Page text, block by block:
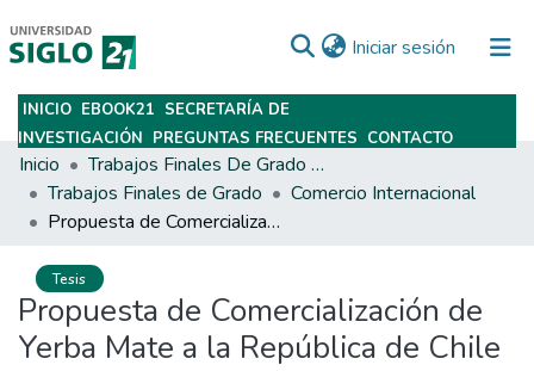
Iniciar sesión (current)
Subir
INICIO EBOOK21 SECRETARÍA DE
INVESTIGACIÓN PREGUNTAS FRECUENTES CONTACTO
Inicio
Trabajos Finales De Grado Y Posgrado
Trabajos Finales de Grado
Comercio Internacional
Propuesta de Comercialización de Yerba Mate a la República de Chile
Tesis
Propuesta de Comercialización de
Yerba Mate a la República de Chile